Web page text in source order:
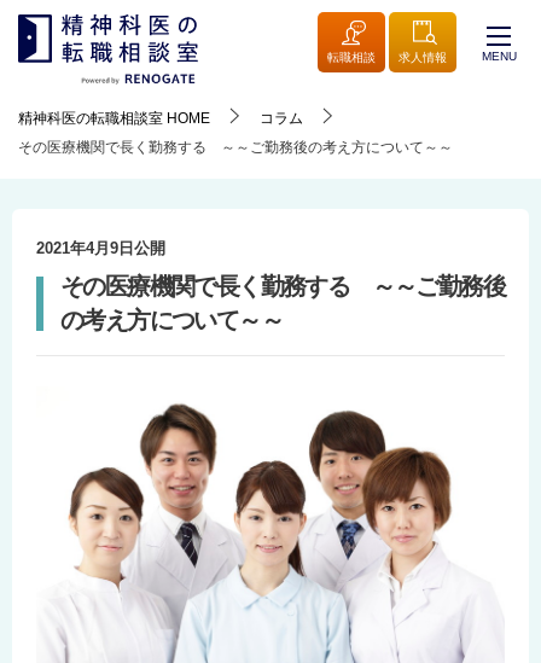
転職相談 求人情報 MENU
精神科医の転職相談室 HOME
コラム
その医療機関で長く勤務する ～～ご勤務後の考え方について～～
2021年4月9日 公開
その医療機関で長く勤務する ～～ご勤務後
の考え方について～～